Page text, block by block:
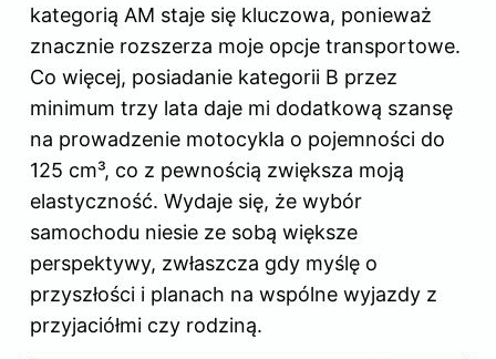
kategorią AM staje się kluczowa, ponieważ
znacznie rozszerza moje opcje transportowe.
Co więcej, posiadanie kategorii B przez
minimum trzy lata daje mi dodatkową szansę
na prowadzenie motocykla o pojemności do
125 cm³, co z pewnością zwiększa moją
elastyczność. Wydaje się, że wybór
samochodu niesie ze sobą większe
perspektywy, zwłaszcza gdy myślę o
przyszłości i planach na wspólne wyjazdy z
przyjaciółmi czy rodziną.